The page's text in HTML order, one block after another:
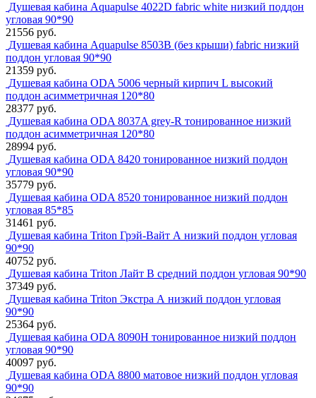
Душевая кабина Aquapulse 4022D fabric white низкий поддон
угловая 90*90
21556 руб.
Душевая кабина Aquapulse 8503B (без крыши) fabric низкий
поддон угловая 90*90
21359 руб.
Душевая кабина ODA 5006 черный кирпич L высокий
поддон асимметричная 120*80
28377 руб.
Душевая кабина ODA 8037A grey-R тонированное низкий
поддон асимметричная 120*80
28994 руб.
Душевая кабина ODA 8420 тонированное низкий поддон
угловая 90*90
35779 руб.
Душевая кабина ODA 8520 тонированное низкий поддон
угловая 85*85
31461 руб.
Душевая кабина Triton Грэй-Вайт А низкий поддон угловая
90*90
40752 руб.
Душевая кабина Triton Лайт В средний поддон угловая 90*90
37349 руб.
Душевая кабина Triton Экстра А низкий поддон угловая
90*90
25364 руб.
Душевая кабина ODA 8090H тонированное низкий поддон
угловая 90*90
40097 руб.
Душевая кабина ODA 8800 матовое низкий поддон угловая
90*90